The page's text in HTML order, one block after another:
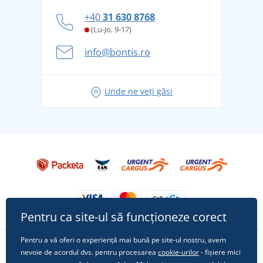
și în siguranță
Aventura de vară începe cu bagajul - pregătiți-vă
pentru vacanță fără griji
Tricoul preferat City în rol principal: ținute pentru
+4031 630 8768
(Lu-Jo, 9-17)
info@bontis.ro
Unde ne veți găsi
Urmărește-ne pe rețelele sociale
Pentru ca site-ul să funcționeze corect
Pentru a vă oferi o experiență mai bună pe site-ul nostru, avem
nevoie de acordul dvs. pentru procesarea cookie-urilor- fișiere mici